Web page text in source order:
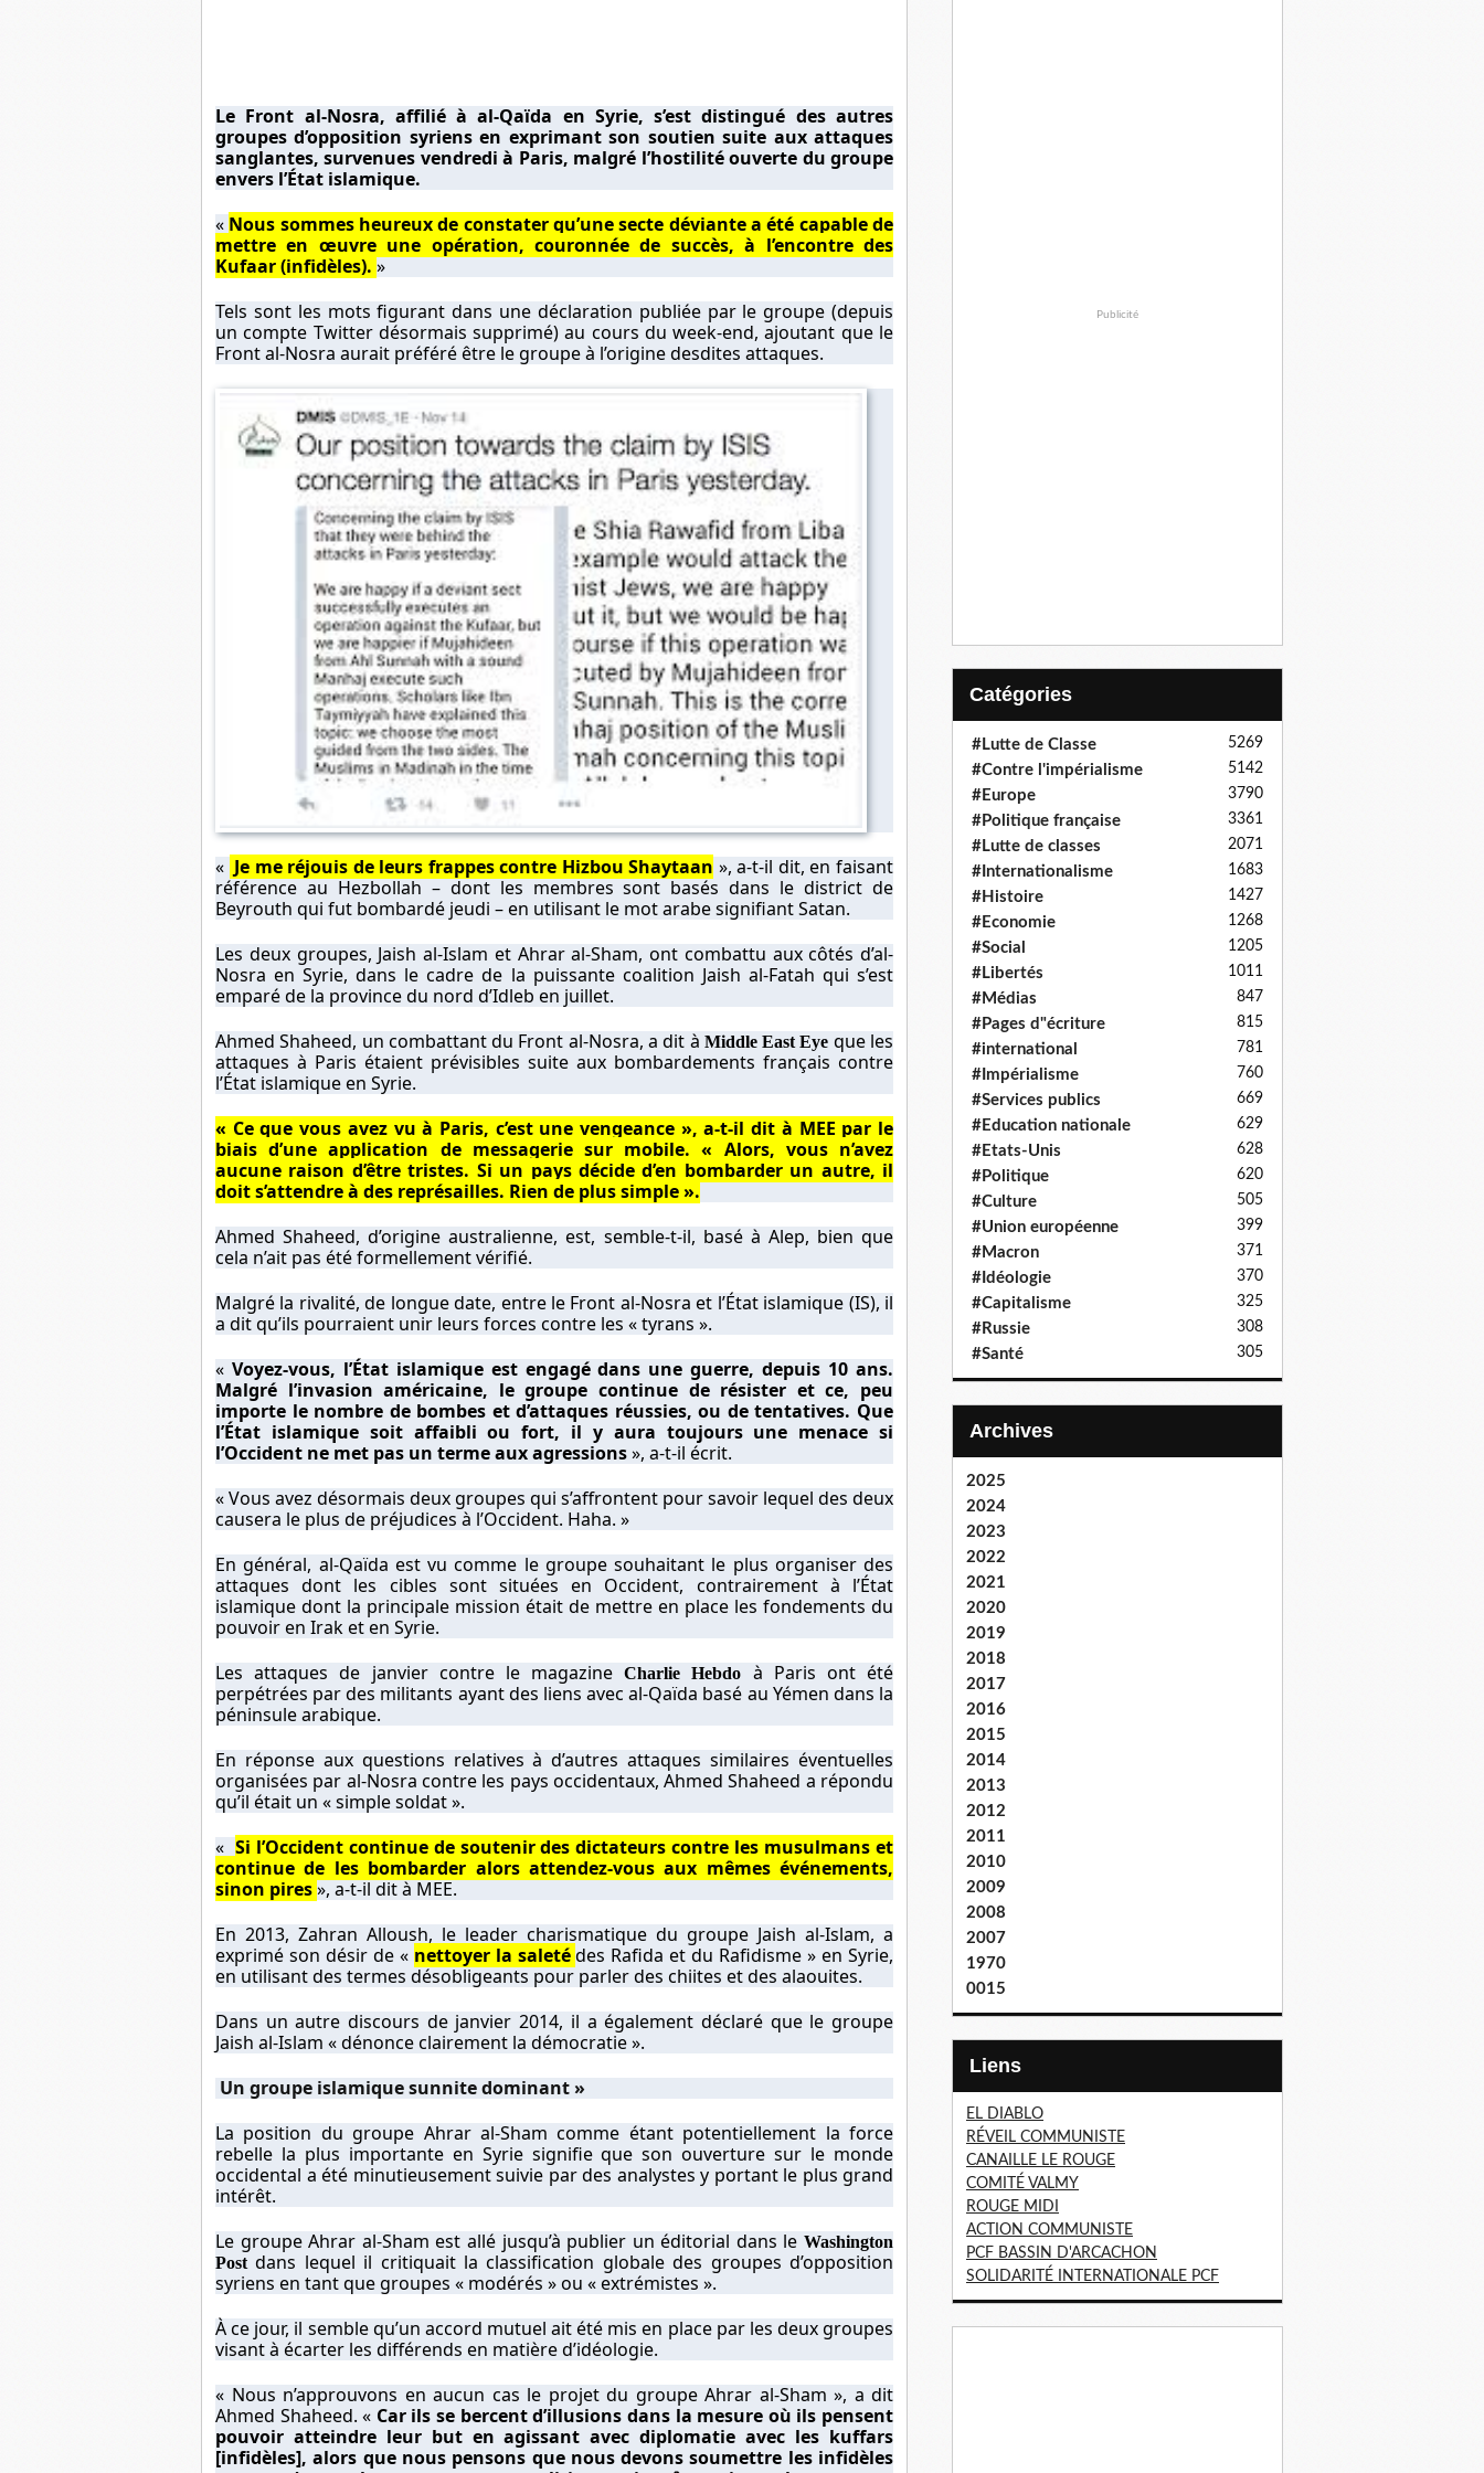
Le Front al-Nosra, affilié à al-Qaïda en Syrie, s’est distingué des autres
groupes d’opposition syriens en exprimant son soutien suite aux attaques
sanglantes, survenues vendredi à Paris, malgré l’hostilité ouverte du groupe
envers l’État islamique.
« Nous sommes heureux de constater qu’une secte déviante a été capable de
mettre en œuvre une opération, couronnée de succès, à l’encontre des
Kufaar (infidèles). »
Tels sont les mots figurant dans une déclaration publiéepar le groupe (depuis
un compte Twitter désormais supprimé) au cours du week-end, ajoutant que le
Front al-Nosra aurait préféré être le groupe à l’origine desdites attaques.
« Je me réjouis de leurs frappes contre Hizbou Shaytaan », a-t-il dit, en faisant
référence au Hezbollah – dont les membres sont basés dans le district de
Beyrouth qui fut bombardé jeudi – en utilisant le mot arabe signifiant Satan.
Les deux groupes, Jaish al-Islam et Ahrar al-Sham, ont combattu aux côtés d’al-
Nosra en Syrie, dans le cadre de la puissante coalition Jaish al-Fatah qui s’est
emparé de la province du nord d’Idleb en juillet.
Ahmed Shaheed, un combattant du Front al-Nosra, a dit à Middle East Eye que les
attaques à Paris étaient prévisibles suite aux bombardements français contre
l’État islamique en Syrie.
« Ce que vous avez vu à Paris, c’est une vengeance », a-t-il dit à MEE par le
biais d’une application de messagerie sur mobile. « Alors, vous n’avez
aucune raison d’être tristes. Si un pays décide d’en bombarder un autre, il
doit s’attendre à des représailles. Rien de plus simple ».
Ahmed Shaheed, d’origine australienne, est, semble-t-il, basé à Alep, bien que
cela n’ait pas été formellement vérifié.
Malgré la rivalité, de longue date, entre le Front al-Nosra et l’État islamique (IS), il
a dit qu’ils pourraient unir leurs forces contre les « tyrans ».
« Voyez-vous, l’État islamique est engagé dans une guerre, depuis 10 ans.
Malgré l’invasion américaine, le groupe continue de résister et ce, peu
importe le nombre de bombes et d’attaques réussies, ou de tentatives. Que
l’État islamique soit affaibli ou fort, il y aura toujours une menace si
l’Occident ne met pas un terme aux agressions», a-t-il écrit.
« Vous avez désormais deux groupes qui s’affrontent pour savoir lequel des deux
causera le plus de préjudices à l’Occident. Haha. »
En général, al-Qaïda est vu comme le groupe souhaitant le plus organiser des
attaques dont les cibles sont situées en Occident, contrairement à l’État
islamique dont la principale mission était de mettre en place les fondements du
pouvoir en Irak et en Syrie.
Les attaques de janvier contre le magazineCharlie Hebdo
à Paris ont été
perpétrées par des militants ayant des liens avec al-Qaïda basé au Yémen dans la
péninsule arabique.
En réponse aux questions relatives à d’autres attaques similaires éventuelles
organisées par al-Nosra contre les pays occidentaux, Ahmed Shaheed a répondu
qu’il était un « simple soldat ».
« Si l’Occident continue de soutenir des dictateurs contre les musulmans et
continue de les bombarder alors attendez-vous aux mêmes événements,
sinon pires», a-t-il dit à MEE.
En 2013, Zahran Alloush, le leader charismatique du groupe Jaish al-Islam, a
exprimé son désir de « nettoyer la saleté des Rafida et du Rafidisme » en Syrie,
en utilisant des termes désobligeants pour parler des chiites et des alaouites.
Dans un autre discours de janvier 2014, il a également déclaré que le groupe
Jaish al-Islam « dénonce clairement la démocratie ».
Un groupe islamique sunnite dominant »
La position du groupe Ahrar al-Sham comme étant potentiellement la force
rebelle la plus importanteen Syrie signifie que son ouverture sur le monde
occidental a été minutieusement suivie par des analystes y portant le plus grand
intérêt.
Le groupe Ahrar al-Sham est allé jusqu’à publier un éditorial dans le Washington
Postdans lequel il critiquait la classification globale des groupes d’opposition
syriens en tant que groupes « modérés » ou « extrémistes ».
À ce jour, il semble qu’un accord mutuel ait été mis en place par les deux groupes
visant à écarter les différends en matière d’idéologie.
« Nous n’approuvons en aucun cas le projet du groupe Ahrar al-Sham », a dit
Ahmed Shaheed. « Car ils se bercent d’illusions dans la mesure où ils pensent
pouvoir atteindre leur but en agissant avec diplomatie avec les kuffars
[infidèles], alors que nous pensons que nous devons soumettre les infidèles
Publicité
Catégories
#Lutte de Classe 5269
#Contre l'impérialisme 5142
#Europe 3790
#Politique française 3361
#Lutte de classes 2071
#Internationalisme 1683
#Histoire 1427
#Economie 1268
#Social 1205
#Libertés 1011
#Médias 847
#Pages d"écriture 815
#international 781
#Impérialisme 760
#Services publics 669
#Education nationale 629
#Etats-Unis 628
#Politique 620
#Culture 505
#Union européenne 399
#Macron 371
#Idéologie 370
#Capitalisme 325
#Russie 308
#Santé 305
Archives
2025
2024
2023
2022
2021
2020
2019
2018
2017
2016
2015
2014
2013
2012
2011
2010
2009
2008
2007
1970
0015
Liens
EL DIABLO
RÉVEIL COMMUNISTE
CANAILLE LE ROUGE
COMITÉ VALMY
ROUGE MIDI
ACTION COMMUNISTE
PCF BASSIN D'ARCACHON
SOLIDARITÉ INTERNATIONALE PCF